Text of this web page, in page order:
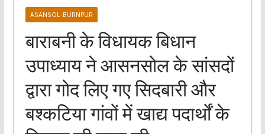
ASANSOL-BURNPUR
बाराबनी के विधायक बिधान
उपाध्याय ने आसनसोल के सांसदों
द्वारा गोद लिए गए सिदबारी और
बश्कटिया गांवों में खाद्य पदार्थों के